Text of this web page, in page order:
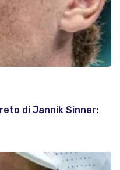
di Jannik Sinner: